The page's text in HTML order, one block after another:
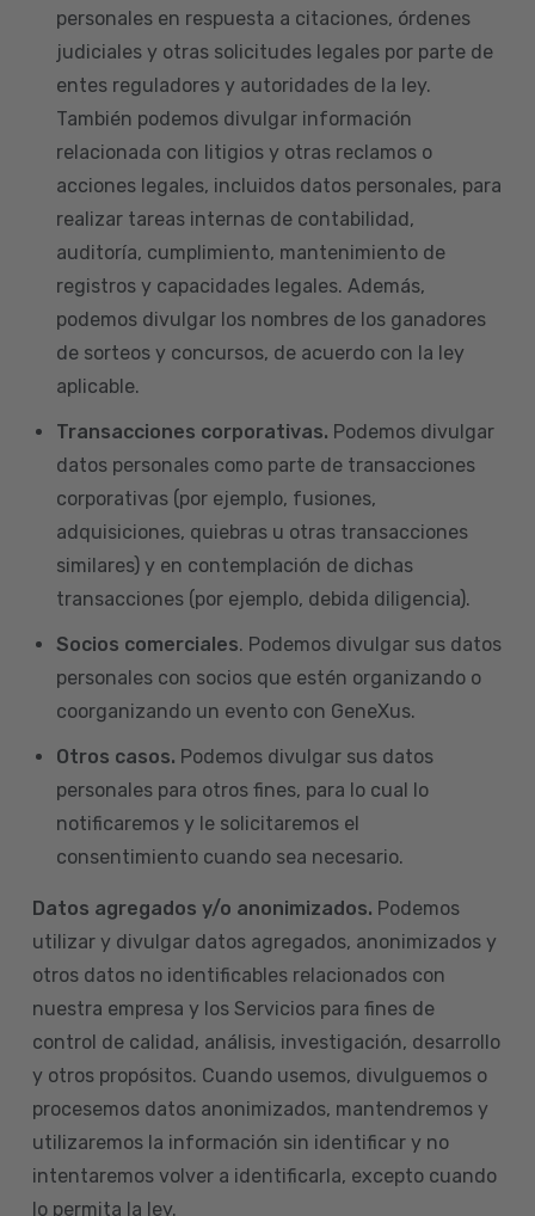
personales en respuesta a citaciones, órdenes
judiciales y otras solicitudes legales por parte de
entes reguladores y autoridades de la ley.
También podemos divulgar información
relacionada con litigios y otras reclamos o
acciones legales, incluidos datos personales, para
realizar tareas internas de contabilidad,
auditoría, cumplimiento, mantenimiento de
registros y capacidades legales. Además,
podemos divulgar los nombres de los ganadores
de sorteos y concursos, de acuerdo con la ley
aplicable.
Transacciones corporativas. Podemos divulgar
datos personales como parte de transacciones
corporativas (por ejemplo, fusiones,
adquisiciones, quiebras u otras transacciones
similares) y en contemplación de dichas
transacciones (por ejemplo, debida diligencia).
Socios comerciales. Podemos divulgar sus datos
personales con socios que estén organizando o
coorganizando un evento con GeneXus.
Otros casos. Podemos divulgar sus datos
personales para otros fines, para lo cual lo
notificaremos y le solicitaremos el
consentimiento cuando sea necesario.
Datos agregados y/o anonimizados. Podemos
utilizar y divulgar datos agregados, anonimizados y
otros datos no identificables relacionados con
nuestra empresa y los Servicios para fines de
control de calidad, análisis, investigación, desarrollo
y otros propósitos. Cuando usemos, divulguemos o
procesemos datos anonimizados, mantendremos y
utilizaremos la información sin identificar y no
intentaremos volver a identificarla, excepto cuando
lo permita la ley.